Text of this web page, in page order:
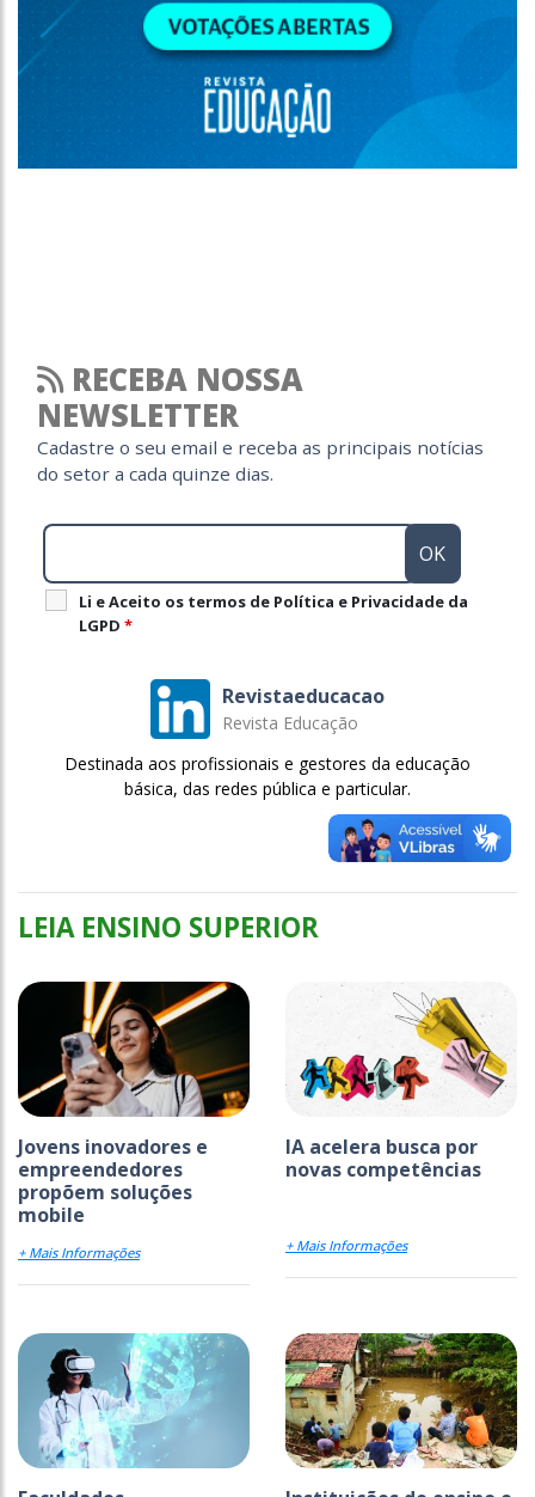
RECEBA NOSSA
NEWSLETTER
Cadastre o seu email e receba as principais notícias
do setor a cada quinze dias.
Li e Aceito os termos de Política e Privacidade da
LGPD *
Revistaeducacao
Revista Educação
Destinada aos profissionais e gestores da educação
básica, das redes pública e particular.
LEIA ENSINO SUPERIOR
Jovens inovadores e
empreendedores
propõem soluções
mobile
+ Mais Informações
IA acelera busca por
novas competências
+ Mais Informações